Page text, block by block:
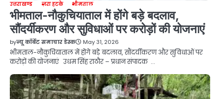
उत्तराखण्ड ज़रा हटके भीमताल
भीमताल-नौकुचियाताल में होंगे बड़े बदलाव,
सौंदर्यीकरण और सुविधाओं पर करोड़ों की योजनाएं
byन्यू कॉर्बेट समाचार डेस्क May 31, 2026
भीमताल-नौकुचियाताल में होंगे बड़े बदलाव, सौंदर्यीकरण और सुविधाओं पर
करोड़ों की योजनाएं उधम सिंह राठौर – प्रधान संपादक …